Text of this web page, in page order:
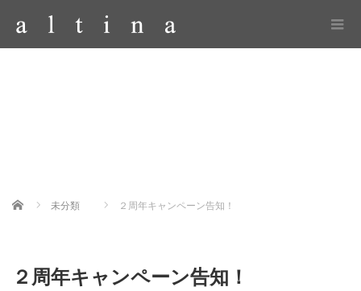
Home 未分類 ２周年キャンペーン告知！
２周年キャンペーン告知！